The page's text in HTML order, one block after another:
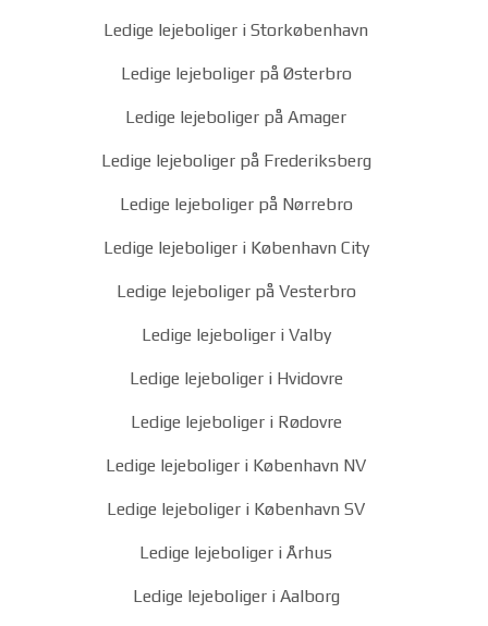
Ledige lejeboliger i Storkøbenhavn
Ledige lejeboliger på Østerbro
Ledige lejeboliger på Amager
Ledige lejeboliger på Frederiksberg
Ledige lejeboliger på Nørrebro
Ledige lejeboliger i København City
Ledige lejeboliger på Vesterbro
Ledige lejeboliger i Valby
Ledige lejeboliger i Hvidovre
Ledige lejeboliger i Rødovre
Ledige lejeboliger i København NV
Ledige lejeboliger i København SV
Ledige lejeboliger i Århus
Ledige lejeboliger i Aalborg